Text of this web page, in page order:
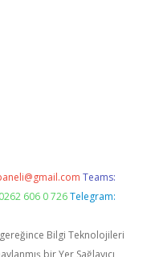
Teams:
606 0 726 Telegram:
gereğince Bilgi Teknolojileri
bir Yer Sağlayıcı